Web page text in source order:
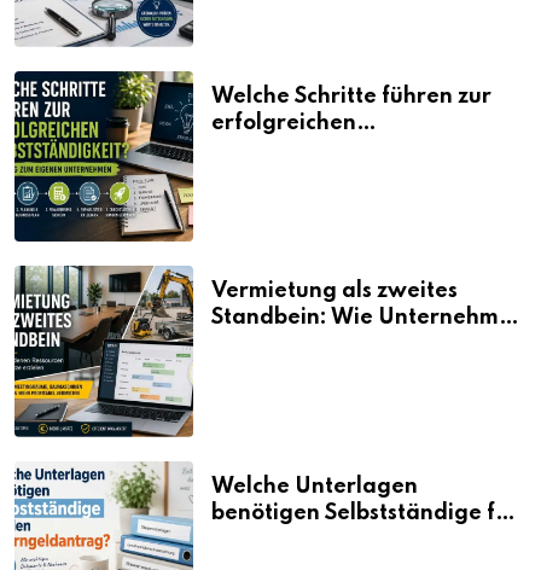
Welche Schritte führen zur
erfolgreichen
Vermietung als zweites
Standbein: Wie Unternehmen
Welche Unterlagen
benötigen Selbstständige für